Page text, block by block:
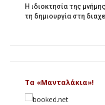
Η ιδιοκτησία της
τη δημιουργία στη
Τα «Μανταλάκια»!